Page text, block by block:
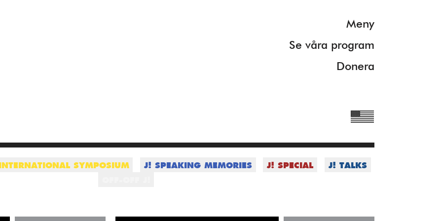
Meny
Se våra program
Donera
SYMPOSIUM J! SPEAKING MEMORIES J! SPECIAL J! TALKS